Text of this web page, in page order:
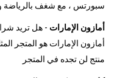
سبورتس ، مع شغف بالرياضة
أمازون الإمارات - هل تريد
أمازون الإمارات هو المتجر
منتج لن تجده في المتجر